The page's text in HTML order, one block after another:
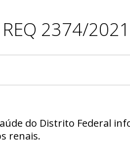
REQ 2374/2021
do Distrito Federal
renais.